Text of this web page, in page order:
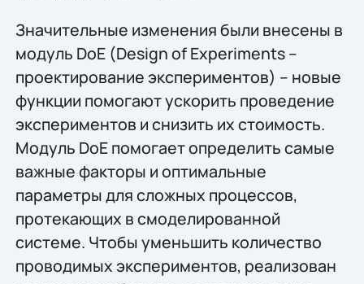
Значительные изменения были внесены в
модуль DoE (Design of Experiments –
проектирование экспериментов) – новые
функции помогают ускорить проведение
экспериментов и снизить их стоимость.
Модуль DoE помогает определить самые
важные факторы и оптимальные
параметры для сложных процессов,
протекающих в смоделированной
системе. Чтобы уменьшить количество
проводимых экспериментов, реализован